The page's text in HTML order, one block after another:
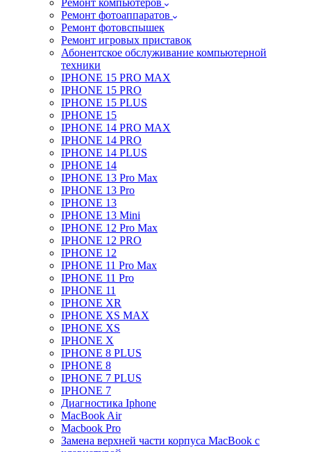
Ремонт компьютеров
Ремонт фотоаппаратов
Ремонт фотовспышек
Ремонт игровых приставок
Абонентское обслуживание компьютерной
техники
IPHONE 15 PRO MAX
IPHONE 15 PRO
IPHONE 15 PLUS
IPHONE 15
IPHONE 14 PRO MAX
IPHONE 14 PRO
IPHONE 14 PLUS
IPHONE 14
IPHONE 13 Pro Max
IPHONE 13 Pro
IPHONE 13
IPHONE 13 Mini
IPHONE 12 Pro Max
IPHONE 12 PRO
IPHONE 12
IPHONE 11 Pro Max
IPHONE 11 Pro
IPHONE 11
IPHONE XR
IPHONE XS MAX
IPHONE XS
IPHONE X
IPHONE 8 PLUS
IPHONE 8
IPHONE 7 PLUS
IPHONE 7
Диагностика Iphone
MacBook Air
Macbook Pro
Замена верхней части корпуса MacBook с